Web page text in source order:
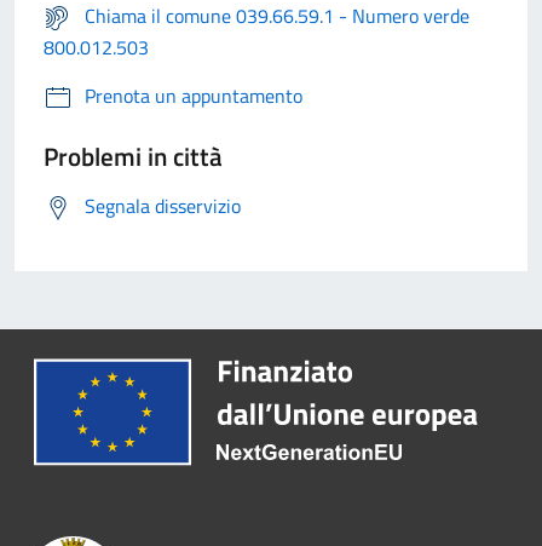
Chiama il comune 039.66.59.1 - Numero verde
800.012.503
Prenota un appuntamento
Problemi in città
Segnala disservizio